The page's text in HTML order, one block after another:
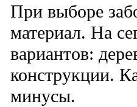
При выборе
материал. На
вариантов:
конструкции.
минусы.